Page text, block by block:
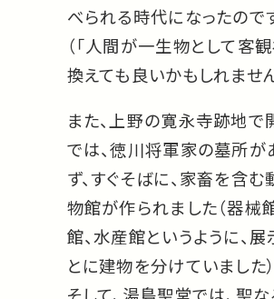
べられる時代になったので
（「人間が一生物として客
換えても良いかもしれません
また、上野の寛永寺跡地
では、徳川将軍家の墓所が
ず、すぐそばに、家畜を含
物館が作られました（器械
館、水産館というように、
とに建物を分けていました）